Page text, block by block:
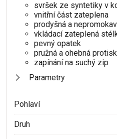
svršek ze syntetiky v
vnitřní část zateplena
prodyšná a
vkládací zateplená
pevný opatek
pružná a ohebná
zapínání na suchý zip
Parametry
Pohlaví
Druh